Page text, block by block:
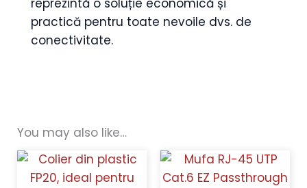
practică pentru toate nevoile dvs. de
conectivitate.
You may also like…